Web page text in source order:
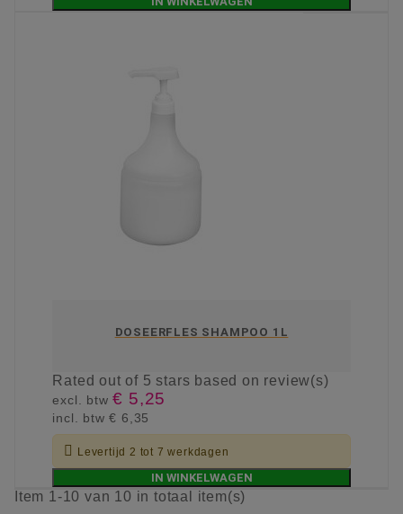
DOSEERFLES SHAMPOO 1L
Ratedout of 5 stars based on review(s)
excl. btw€ 5,25
incl. btw€ 6,35
 Levertijd 2 tot 7 werkdagen
IN WINKELWAGEN
Item 1-10 van 10 in totaal item(s)